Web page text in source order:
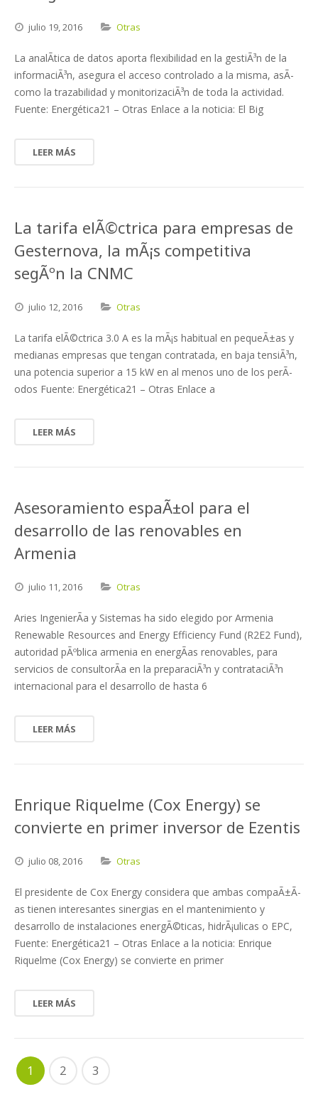
julio 19,2016 Otras
La analÃ­tica de datos aporta flexibilidad en la gestiÃ³n de la
informaciÃ³n, asegura el acceso controlado a la misma, asÃ­
como la trazabilidad y monitorizaciÃ³n de toda la actividad.
Fuente: Energética21 – Otras Enlace a la noticia: El Big
LEER MÁS
La tarifa elÃ©ctrica para empresas de
Gesternova, la mÃ¡s competitiva
segÃºn la CNMC
julio 12,2016 Otras
La tarifa elÃ©ctrica 3.0 A es la mÃ¡s habitual en pequeÃ±as y
medianas empresas que tengan contratada, en baja tensiÃ³n,
una potencia superior a 15 kW en al menos uno de los perÃ­
odos Fuente: Energética21 – Otras Enlace a
LEER MÁS
Asesoramiento espaÃ±ol para el
desarrollo de las renovables en
Armenia
julio 11,2016 Otras
Aries IngenierÃ­a y Sistemas ha sido elegido por Armenia
Renewable Resources and Energy Efficiency Fund (R2E2 Fund),
autoridad pÃºblica armenia en energÃ­as renovables, para
servicios de consultorÃ­a en la preparaciÃ³n y contrataciÃ³n
internacional para el desarrollo de hasta 6
LEER MÁS
Enrique Riquelme (Cox Energy) se
convierte en primer inversor de Ezentis
julio 08,2016 Otras
El presidente de Cox Energy considera que ambas compaÃ±Ã­
as tienen interesantes sinergias en el mantenimiento y
desarrollo de instalaciones energÃ©ticas, hidrÃ¡ulicas o EPC,
Fuente: Energética21 – Otras Enlace a la noticia: Enrique
Riquelme (Cox Energy) se convierte en primer
LEER MÁS
1 2 3